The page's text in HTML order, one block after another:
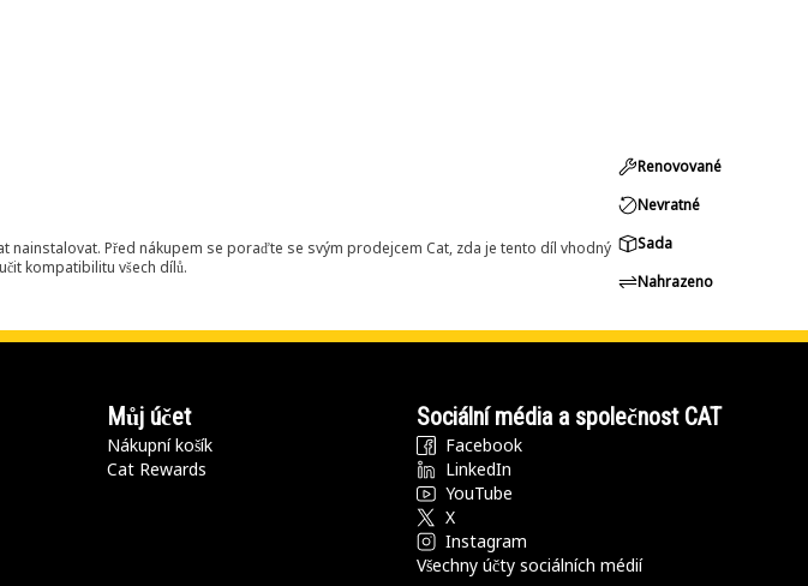
nainstalovat. Před nákupem se poraďte se svým prodejcem Cat, zda je tento díl vhodný
kompatibilitu všech dílů.
Renovované
Nevratné
Sada
Nahrazeno
Můj účet
Nákupní košík
Cat Rewards
Sociální média a společnost CAT
Facebook
LinkedIn
YouTube
X
Instagram
Všechny účty sociálních médií